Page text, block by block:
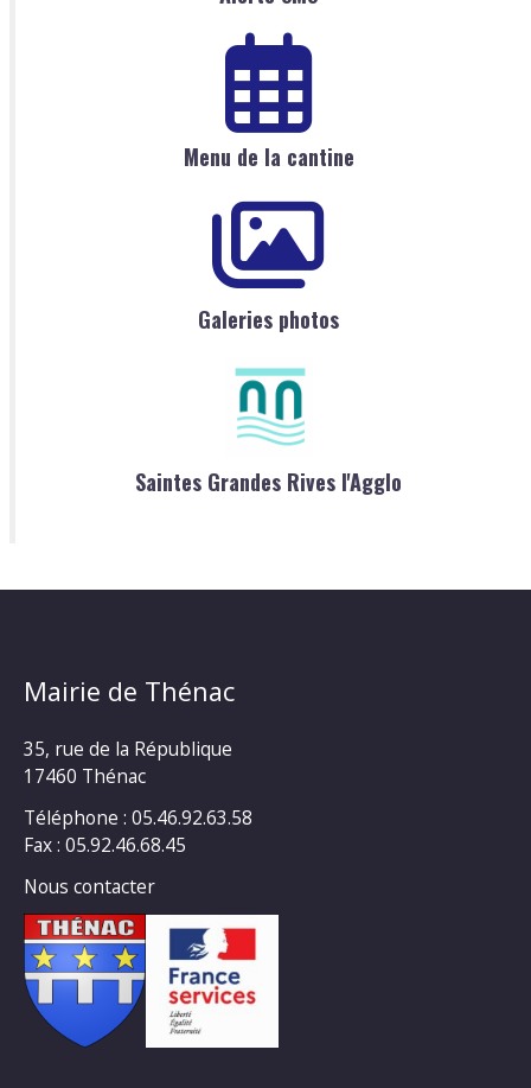
Menu de la cantine
Galeries photos
Saintes Grandes Rives l'Agglo
Mairie de Thénac
35, rue de la République
17460 Thénac
Téléphone : 05.46.92.63.58
Fax : 05.92.46.68.45
Nous contacter